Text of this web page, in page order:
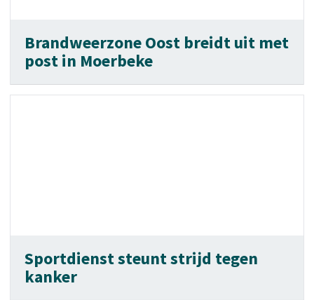
Brandweerzone Oost breidt uit met
post in Moerbeke
Sportdienst steunt strijd tegen
kanker